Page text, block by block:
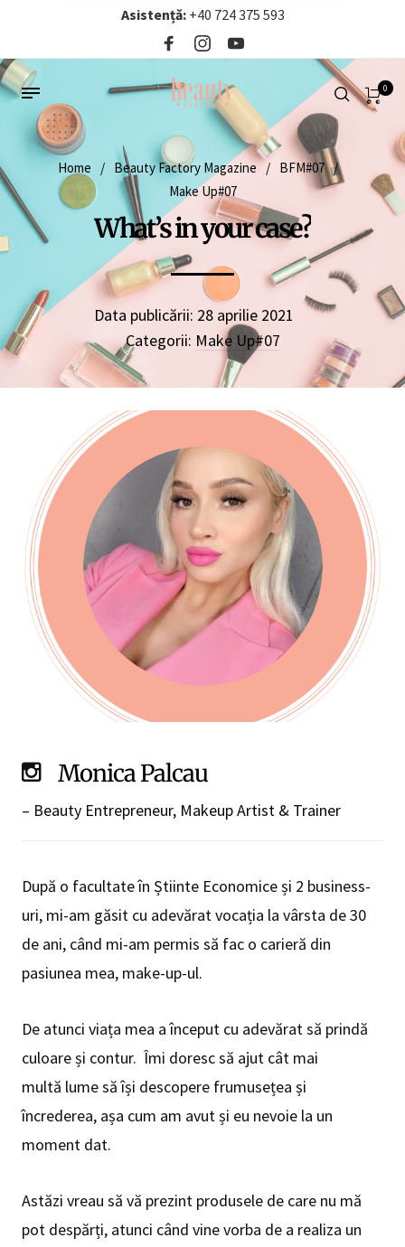
Asistență: +40 724 375 593‬
0
Home / Beauty Factory Magazine / BFM#07 /
Make Up#07
What’s in your case?
Data publicării: 28 aprilie 2021
Categorii: Make Up#07
Monica Palcau
– Beauty Entrepreneur, Makeup Artist & Trainer
După o facultate în Știinte Economice și 2 business-
uri, mi-am găsit cu adevărat vocația la vârsta de 30
de ani, când mi-am permis să fac o carieră din
pasiunea mea, make-up-ul.
De atunci viața mea a început cu adevărat să prindă
culoare și contur. Îmi doresc să ajut cât mai
multă lume să își descopere frumusețea și
încrederea, așa cum am avut și eu nevoie la un
moment dat.
Astăzi vreau să vă prezint produsele de care nu mă
pot despărți, atunci când vine vorba de a realiza un